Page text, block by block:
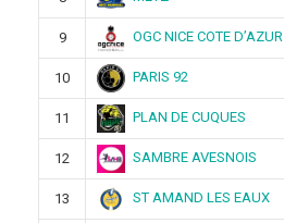
9 OGC NICE COTE D’AZUR
10 PARIS 92
11 PLAN DE CUQUES
12 SAMBRE AVESNOIS
13 ST AMAND LES EAUX